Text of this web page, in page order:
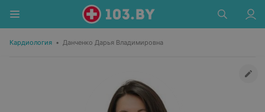
Кардиология • Данченко Дарья Владимировна